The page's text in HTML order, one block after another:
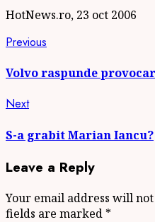
HotNews.ro, 23 oct 2006
Continue
Reading
Previous
Volvo raspunde
NextNext
S-a grabit Marian Iancu?
Leave a Reply
Your email address will
fields are marked *